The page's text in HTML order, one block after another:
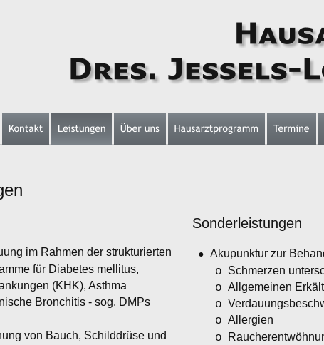
im Rahmen der strukturierten
für Diabetes mellitus,
(KHK), Asthma
Bronchitis - sog. DMPs
von Bauch, Schilddrüse und
Sonderleistungen
• Akupunktur zur
o Schmerzen
o Allgemeinen
o
o Allergien
o